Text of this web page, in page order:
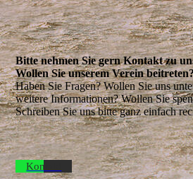
Bitte nehmen Sie gern Kontakt zu
Wollen Sie unserem Verein beitreten?
Haben Sie Fragen? Wollen Sie uns
weitere Informationen? Wollen Sie
Schreiben Sie uns bitte ganz einfach
Kontakt